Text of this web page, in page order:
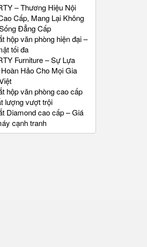
– Thương Hiệu Nội
Cấp, Mang Lại Không
Đẳng Cấp
hộp văn phòng hiện đại –
tối đa
Furniture – Sự Lựa
Hảo Cho Mọi Gia
hộp văn phòng cao cấp
lượng vượt trội
Diamond cao cấp – Giá
cạnh tranh